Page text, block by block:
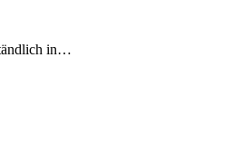
in…